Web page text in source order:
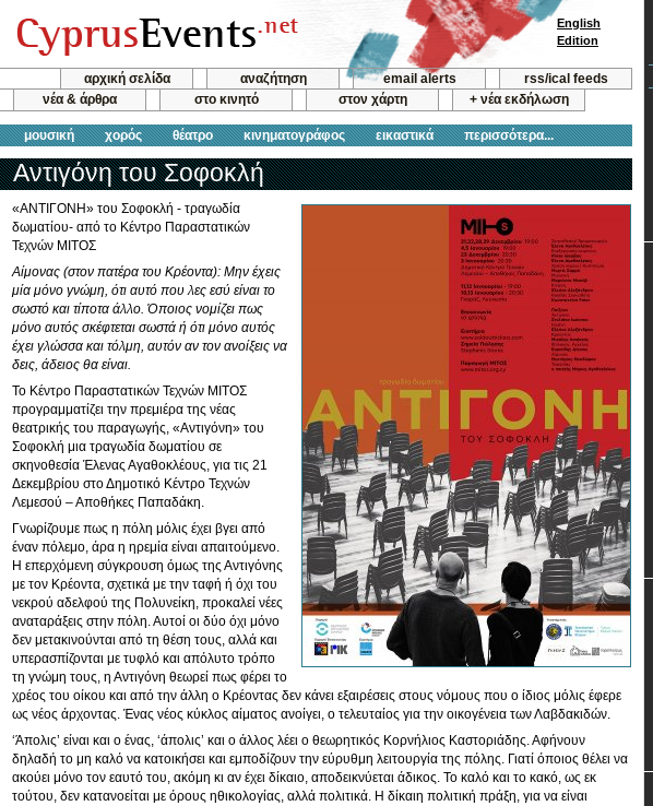
αρχική σελίδα αναζήτηση email alerts
rss/ical feeds
νέα & άρθρα
στο κινητό στον χάρτη + νέα εκδήλωση
μουσική χορός θέατρο κινηματογράφος εικαστικά περισσότερα...
English
Edition
Αντιγόνη του Σοφοκλή
«ΑΝΤΙΓΟΝΗ» του Σοφοκλή - τραγωδία
δωματίου- από το Κέντρο Παραστατικών
Τεχνών ΜΙΤΟΣ
Αίμονας (στον πατέρα του Κρέοντα): Μην έχεις
μία μόνο γνώμη, ότι αυτό που λες εσύ είναι το
σωστό και τίποτα άλλο. Όποιος νομίζει πως
μόνο αυτός σκέφτεται σωστά ή ότι μόνο αυτός
έχει γλώσσα και τόλμη, αυτόν αν τον ανοίξεις να
δεις, άδειος θα είναι.
Το Κέντρο Παραστατικών Τεχνών ΜΙΤΟΣ
προγραμματίζει την πρεμιέρα της νέας
θεατρικής του παραγωγής, «Αντιγόνη» του
Σοφοκλή μια τραγωδία δωματίου σε
σκηνοθεσία Έλενας Αγαθοκλέους, για τις 21
Δεκεμβρίου στο Δημοτικό Κέντρο Τεχνών
Λεμεσού – Αποθήκες Παπαδάκη.
Γνωρίζουμε πως η πόλη μόλις έχει βγει από
έναν πόλεμο, άρα η ηρεμία είναι απαιτούμενο.
Η επερχόμενη σύγκρουση όμως της Αντιγόνης
με τον Κρέοντα, σχετικά με την ταφή ή όχι του
νεκρού αδελφού της Πολυνείκη, προκαλεί νέες
αναταράξεις στην πόλη. Αυτοί οι δύο όχι μόνο
δεν μετακινούνται από τη θέση τους, αλλά και
υπερασπίζονται με τυφλό και απόλυτο τρόπο
τη γνώμη τους, η Αντιγόνη θεωρεί πως φέρει το
χρέος του οίκου και από την άλλη ο Κρέοντας δεν κάνει εξαιρέσεις στους νόμους που ο ίδιος μόλις έφερε
ως νέος άρχοντας. Ένας νέος κύκλος αίματος ανοίγει, ο τελευταίος για την οικογένεια των Λαβδακιδών.
‘Άπολις’ είναι και ο ένας, ‘άπολις’ και ο άλλος λέει ο θεωρητικός Κορνήλιος Καστοριάδης. Αφήνουν
δηλαδή το μη καλό να κατοικήσει και εμποδίζουν την εύρυθμη λειτουργία της πόλης. Γιατί όποιος θέλει να
ακούει μόνο τον εαυτό του, ακόμη κι αν έχει δίκαιο, αποδεικνύεται άδικος. Το καλό και το κακό, ως εκ
τούτου, δεν κατανοείται με όρους ηθικολογίας, αλλά πολιτικά. Η δίκαιη πολιτική πράξη, για να είναι